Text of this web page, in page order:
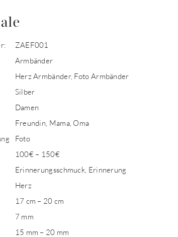
ZAEF001
Armbänder
Herz Armbänder, Foto Armbänder
Silber
Damen
Freundin, Mama, Oma
Foto
100€ – 150€
Erinnerungsschmuck, Erinnerung
Herz
17 cm – 20 cm
7 mm
15 mm – 20 mm